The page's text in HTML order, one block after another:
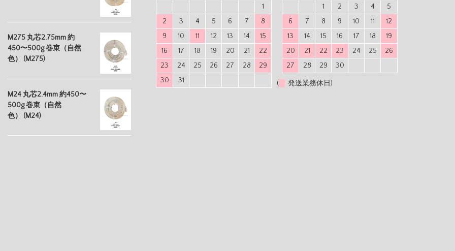
M275 丸芯2.75mm 約
450〜500g 巻束（自然
色） (M275)
M24 丸芯2.4mm 約450〜
500g 巻束（自然
色） (M24)
1
2
3 4 5 6 7
8
9
10 11 12 13 14
15
16
17 18 19 20 21
22
23
24 25 26 27 28
29
30
31
1
2 3 4
5
6
7 8 9 10 11
12
13
14 15 16 17 18
19
20
21 22 23 24 25
26
27
28 29 30
( 発送業務休日)